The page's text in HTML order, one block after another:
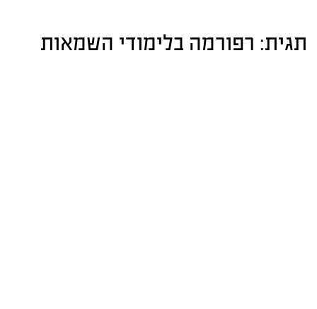
תגית: רפורמה בלימודי השמאות